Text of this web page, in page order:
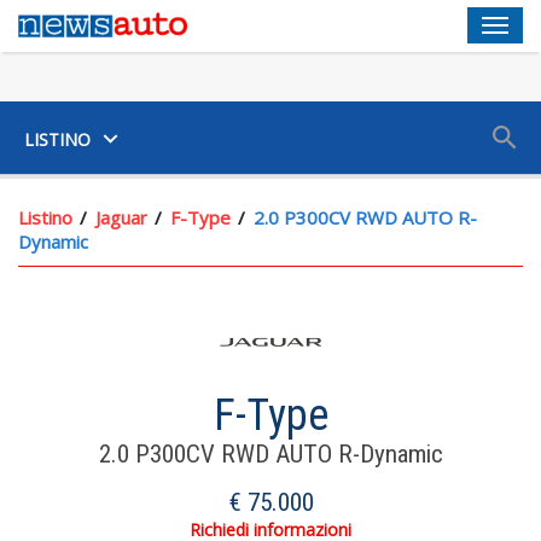
LISTINO
Listino Jaguar F-Type
2.0 P300CV RWD AUTO R-
Dynamic
F-Type
2.0 P300CV RWD AUTO R-Dynamic
€ 75.000
Richiedi informazioni